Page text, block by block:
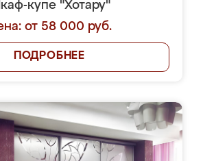
купе "Хотару"
от 58 000 руб.
ПОДРОБНЕЕ